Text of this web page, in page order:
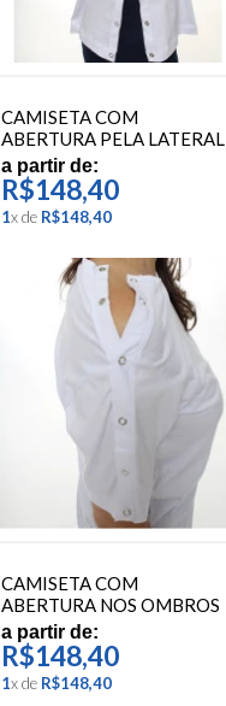
CAMISETA COM
ABERTURA PELA LATERAL
a partir de:
R$148,40
1xde R$148,40
CAMISETA COM
ABERTURA NOS OMBROS
a partir de:
R$148,40
1xde R$148,40